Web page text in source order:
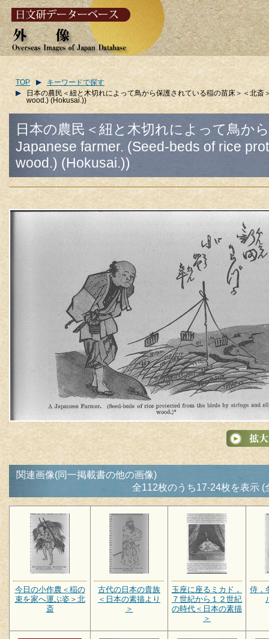
TOP
キーワードで探す
日本の農民＜紐と木切れによって鳥から保護されている稲の苗床＞＜北
wood.) (Hokusai.))
日本の農民＜紐と木切れによって鳥か
Japanese farmer. (Seed-beds of rice
wood.) (Hokusai.))
関連画像(同一掲載書の他の画像)
全112枚のうち17-24枚を表示 (
今日の小作農＜稲の
束を家へ運ぶ姿＞北
斎
古代の日本の貴族
＜日本の素描より
＞
玉座に座るミカド，
７世紀から１２世紀
の時代＜日本の素描
＞
侍，